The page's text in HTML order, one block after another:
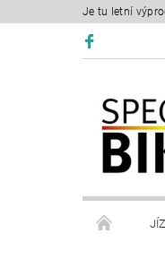
Je tu letní